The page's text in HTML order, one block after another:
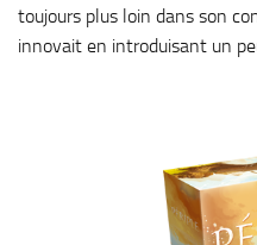
toujours plus loin dans son
innovait en introduisant un